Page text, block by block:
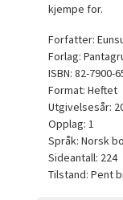
kjempe for.
Forfatter:
Forlag:
ISBN: 82-7900-
Format: Heftet
Utgivelsesår:
Opplag: 1
Språk: Norsk
Sideantall: 224
Tilstand: Pent